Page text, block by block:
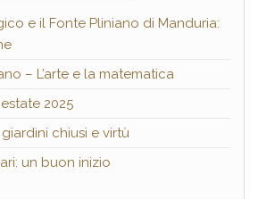
e il Fonte Pliniano di Manduria:
– L’arte e la matematica
2025
chiusi e virtù
un buon inizio